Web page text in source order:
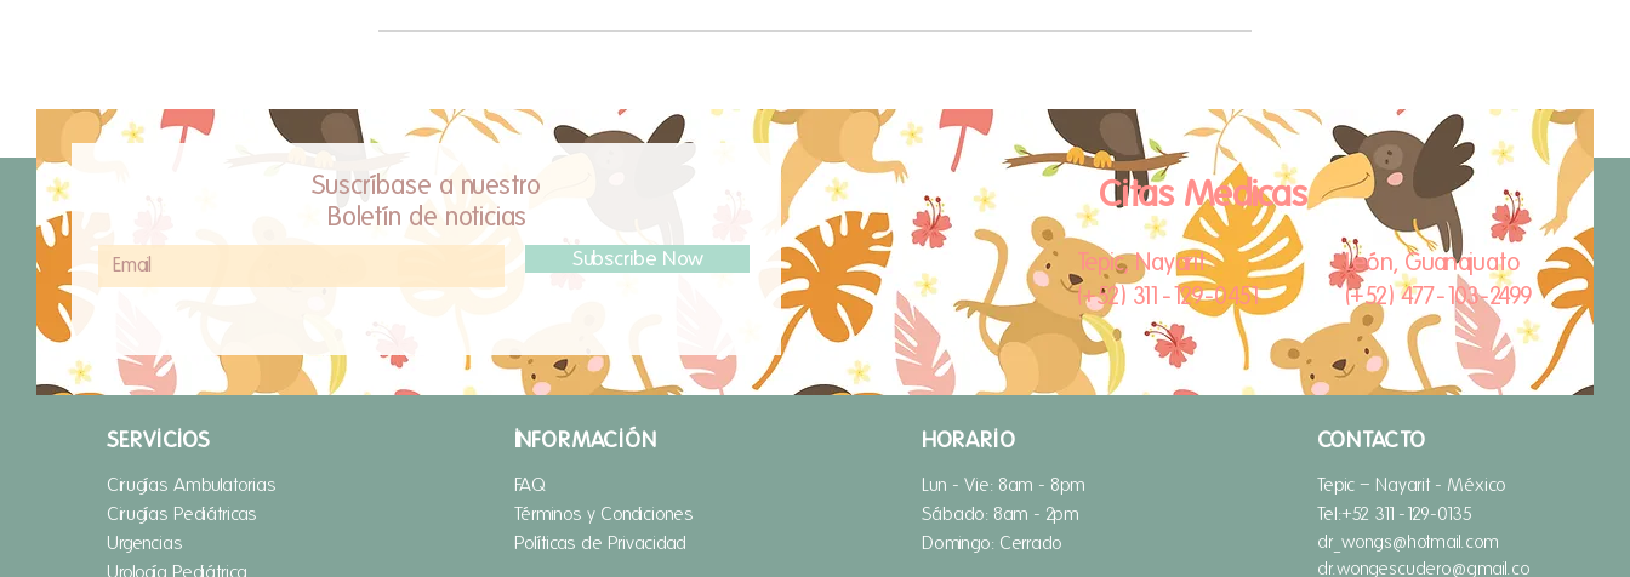
SERVICIOS
Cirugías Ambulatorias
Cirugías Pediátricas
Urgencias
Urología Pediátrica
INFORMACIÓN
FAQ
Términos y Condiciones
Políticas de Privacidad
HORARIO
Lun - Vie: 8am - 8pm
​​Sábado: 8am - 2pm
​Domingo: Cerrado
CONTACTO
Tepic – Nayarit - México
Tel:+52 311-129-0135
dr_wongs@hotmail.com
dr.wongescudero@gmail.co
Suscríbase a nuestro
Boletín de noticias
Subscribe Now
Citas Medicas
Tepic, Nayarit
(​+52) 311-129-0451
León, Guanajuato
(​+52) 477-103-2499